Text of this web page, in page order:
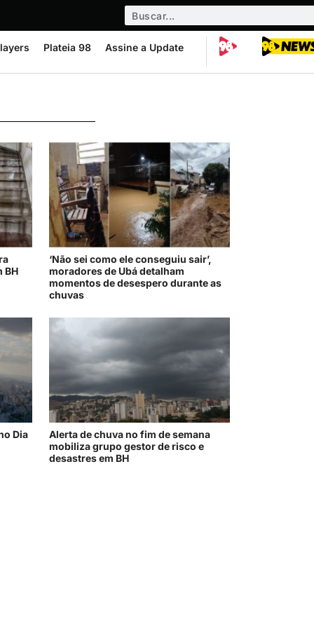
Plateia 98 Assine a Update
BH
‘Não sei como ele conseguiu sair’,
moradores de Ubá detalham
momentos de desespero durante as
chuvas
Dia
Alerta de chuva no fim de semana
mobiliza grupo gestor de risco e
desastres em BH